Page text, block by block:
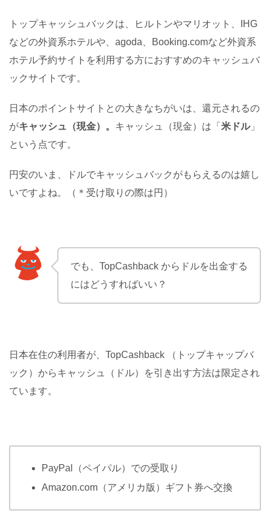
トップキャッシュバックは、ヒルトンやマリオット、IHG
などの外資系ホテルや、agoda、Booking.comなど外資系
ホテル予約サイトを利用する方におすすめのキャッシュバ
ックサイトです。
日本のポイントサイトとの大きなちがいは、還元されるの
がキャッシュ（現金）。 キャッシュ（現金）は「 米ドル」
という点です。
円安のいま、ドルでキャッシュバックがもらえるのは嬉し
いですよね。（＊受け取りの際は円）
でも、TopCashback からドルを出金する
にはどうすればいい？
日本在住の利用者が、TopCashback （トップキャップバ
ック）からキャッシュ（ドル）を引き出す方法は限定され
ています。
PayPal（ペイパル）での受取り
Amazon.com（アメリカ版）ギフト券へ交換